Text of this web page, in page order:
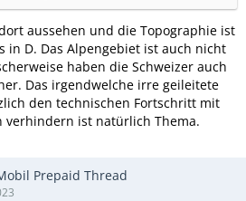
aussehen und die Topographie ist
in D. Das Alpengebiet ist auch nicht
haben die Schweizer auch
Das irgendwelche irre geileitete
den technischen Fortschritt mit
verhindern ist natürlich Thema.
Prepaid Thread